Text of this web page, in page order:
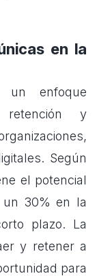
en la
un enfoque
retención y
Según
el potencial
30% en la
plazo. La
y retener a
para